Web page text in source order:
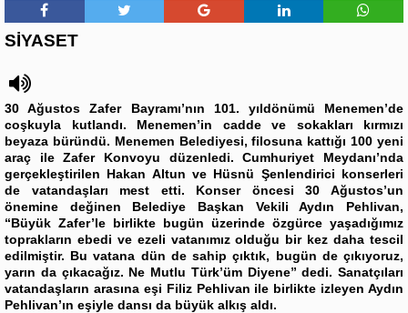
SİYASET
30 Ağustos Zafer Bayramı’nın 101. yıldönümü Menemen’de
coşkuyla kutlandı. Menemen’in cadde ve sokakları kırmızı
beyaza büründü. Menemen Belediyesi, filosuna kattığı 100 yeni
araç ile Zafer Konvoyu düzenledi. Cumhuriyet Meydanı’nda
gerçekleştirilen Hakan Altun ve Hüsnü Şenlendirici konserleri
de vatandaşları mest etti. Konser öncesi 30 Ağustos’un
önemine değinen Belediye Başkan Vekili Aydın Pehlivan,
“Büyük Zafer’le birlikte bugün üzerinde özgürce yaşadığımız
toprakların ebedi ve ezeli vatanımız olduğu bir kez daha tescil
edilmiştir. Bu vatana dün de sahip çıktık, bugün de çıkıyoruz,
yarın da çıkacağız. Ne Mutlu Türk’üm Diyene” dedi. Sanatçıları
vatandaşların arasına eşi Filiz Pehlivan ile birlikte izleyen Aydın
Pehlivan’ın eşiyle dansı da büyük alkış aldı.